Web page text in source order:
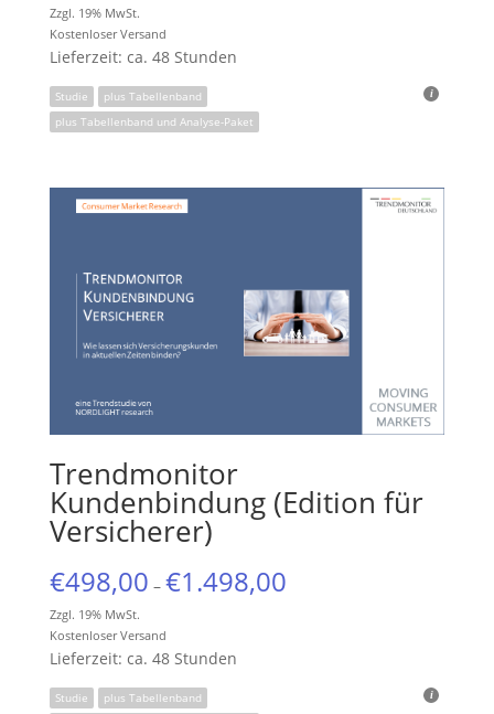
Zzgl. 19% MwSt.
Kostenloser Versand
Lieferzeit: ca. 48 Stunden
Studie
plus Tabellenband
plus Tabellenband und Analyse-Paket
Trendmonitor
Kundenbindung (Edition für
Versicherer)
€498,00 – €1.498,00
Zzgl. 19% MwSt.
Kostenloser Versand
Lieferzeit: ca. 48 Stunden
Studie
plus Tabellenband